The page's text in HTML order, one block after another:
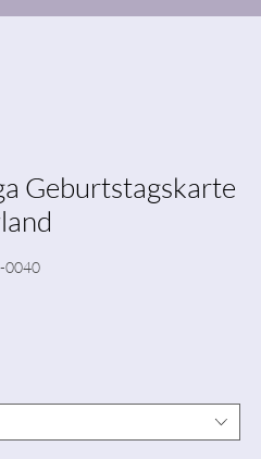
Geburtstagskarte
0040